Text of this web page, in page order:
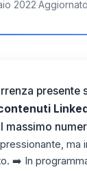
2022·
presente
massimo
ma
➡️ In